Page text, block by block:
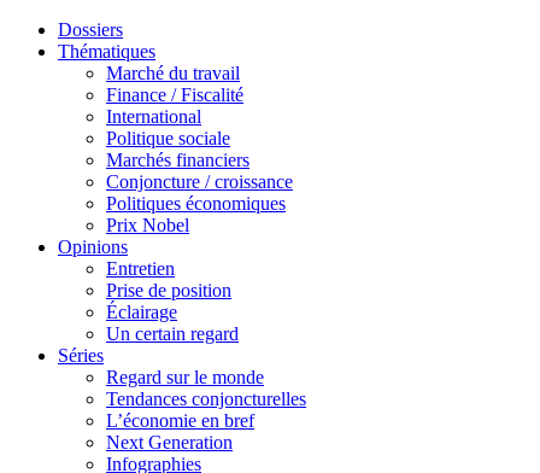
Dossiers
Thématiques
Marché du travail
Finance / Fiscalité
International
Politique sociale
Marchés financiers
Conjoncture / croissance
Politiques économiques
Prix Nobel
Opinions
Entretien
Prise de position
Éclairage
Un certain regard
Séries
Regard sur le monde
Tendances conjoncturelles
L’économie en bref
Next Generation
Infographies